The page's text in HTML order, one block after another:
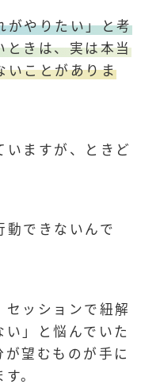
がやりたい」と考
ときは、実は本当
いことがありま
いますが、ときど
動できないんで
セッションで紐解
」と悩んでいた
望むものが手に
。